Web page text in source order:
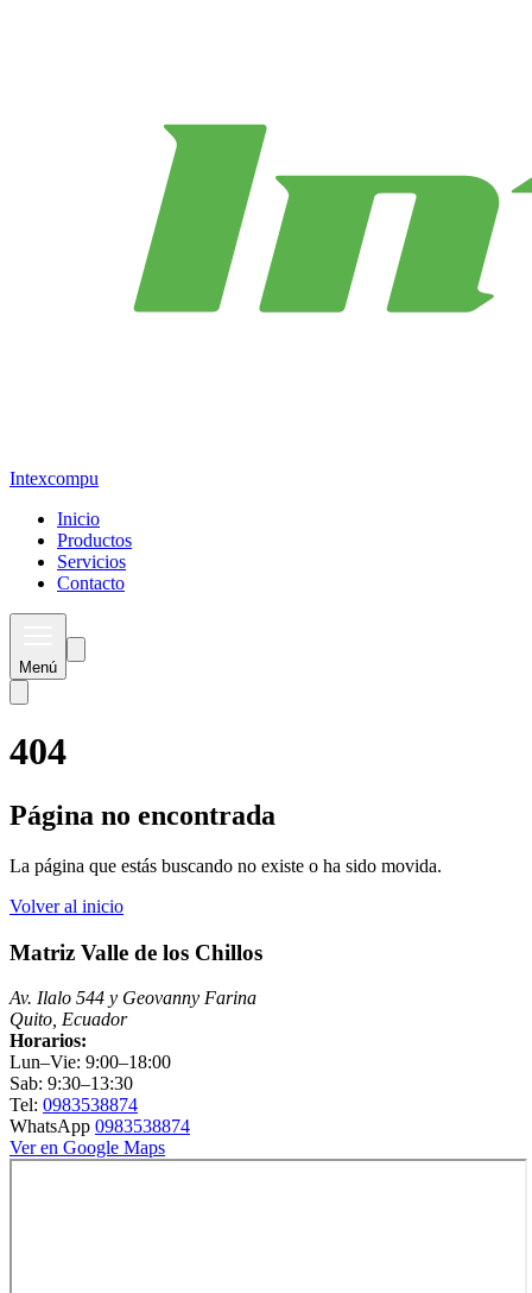
Intexcompu
Inicio
Productos
Servicios
Contacto
Menú
404
Página no encontrada
La página que estás buscando no existe o ha sido movida.
Volver al inicio
Matriz Valle de los Chillos
Av. Ilalo 544 y Geovanny Farina
Quito, Ecuador
Horarios:
Lun–Vie: 9:00–18:00
Sab: 9:30–13:30
Tel: 0983538874
WhatsApp 0983538874
Ver en Google Maps